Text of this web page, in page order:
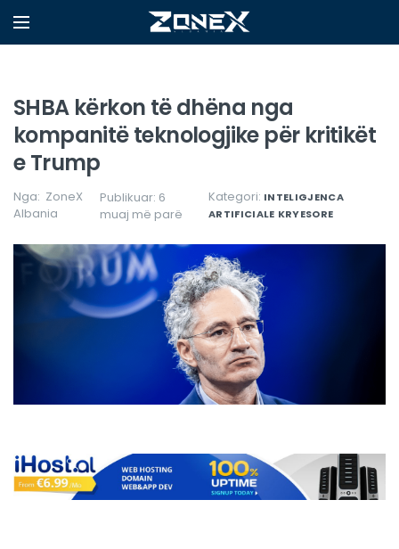
SHBA kërkon të dhëna nga
kompanitë teknologjike për kritikët
e Trump
Nga: ZoneX
Albania
Publikuar: 6
muaj më parë
Kategori: INTELIGJENCA
ARTIFICIALE KRYESORE